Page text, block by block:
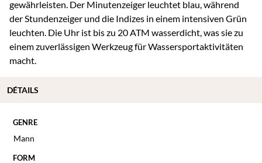
gewährleisten. Der Minutenzeiger leuchtet blau, während
der Stundenzeiger und die Indizes in einem intensiven Grün
leuchten. Die Uhr ist bis zu 20 ATM wasserdicht, was sie zu
einem zuverlässigen Werkzeug für Wassersportaktivitäten
macht.
GENRE
Mann
FORM
DÉTAILS